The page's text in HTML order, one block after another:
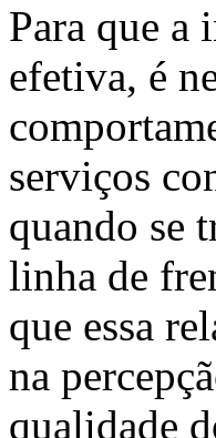
Para que a
efetiva, é
serviços
quando se
linha de
que essa
na
qualidade